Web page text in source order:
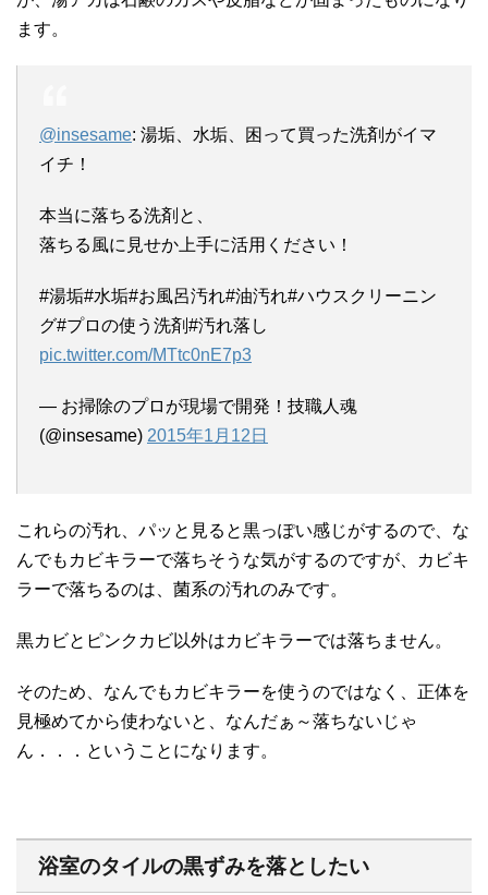
ます。
@insesame: 湯垢、水垢、困って買った洗剤がイマ
イチ！
本当に落ちる洗剤と、
落ちる風に見せか上手に活用ください！
#湯垢#水垢#お風呂汚れ#油汚れ#ハウスクリーニン
グ#プロの使う洗剤#汚れ落し
pic.twitter.com/MTtc0nE7p3
— お掃除のプロが現場で開発！技職人魂
(@insesame) 2015年1月12日
これらの汚れ、パッと見ると黒っぽい感じがするので、な
んでもカビキラーで落ちそうな気がするのですが、カビキ
ラーで落ちるのは、菌系の汚れのみです。
黒カビとピンクカビ以外はカビキラーでは落ちません。
そのため、なんでもカビキラーを使うのではなく、正体を
見極めてから使わないと、なんだぁ～落ちないじゃ
ん．．．ということになります。
浴室のタイルの黒ずみを落としたい